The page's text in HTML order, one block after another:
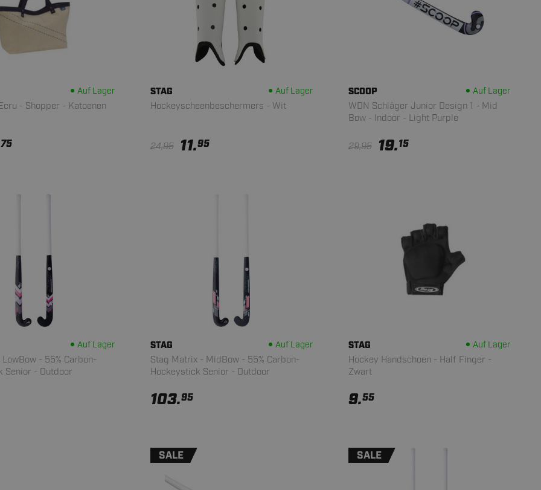
Auf Lager
- Shopper - Katoenen
75
STAG Auf Lager
Hockeyscheenbeschermers - Wit
24,95 11.95
SCOOP Auf Lager
WDN Schläger Junior Design 1 - Mid
Bow - Indoor - Light Purple
29,95 19.15
Auf Lager
- 55% Carbon-
Senior - Outdoor
STAG Auf Lager
Stag Matrix - MidBow - 55% Carbon-
Hockeystick Senior - Outdoor
103.95
STAG Auf Lager
Hockey Handschoen - Half Finger -
Zwart
9.55
SALE SALE